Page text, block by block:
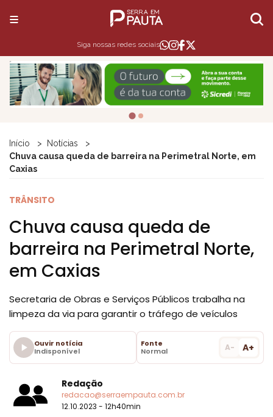
Siga nossas redes sociais
Início
Notícias
Chuva causa queda de barreira na Perimetral Norte, em
Caxias
TRÂNSITO
Chuva causa queda de
barreira na Perimetral Norte,
em Caxias
Secretaria de Obras e Serviços Públicos trabalha na
limpeza da via para garantir o tráfego de veículos
Ouvir notícia
Indisponível
Fonte
Normal
A- A+
Redação
redacao@serraempauta.com.br
12.10.2023 - 12h40min